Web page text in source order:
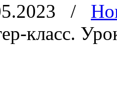
/
класс.